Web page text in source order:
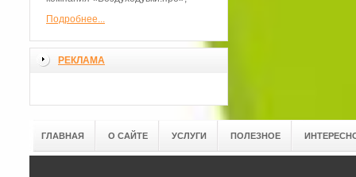
Подробнее...
РЕКЛАМА
ГЛАВНАЯ О САЙТЕ УСЛУГИ ПОЛЕЗНОЕ